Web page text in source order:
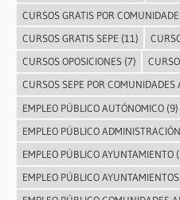
CURSOS GRATIS POR
CURSOS GRATIS SEPE (11)
CURSOS OPOSICIONES(7)
CURSOS SEPE POR
EMPLEO PÚBLICO AUTÓNOMICO(9)
EMPLEO PÚBLICO
EMPLEO PÚBLICO AYUNTAMIENTO
EMPLEO PÚBLICO AYUNTAMIENTOS